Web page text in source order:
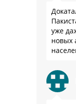
уже
новых